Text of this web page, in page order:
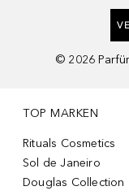
© 2026
TOP MARKEN
Rituals Cosmetics
Sol de Janeiro
Douglas Collection